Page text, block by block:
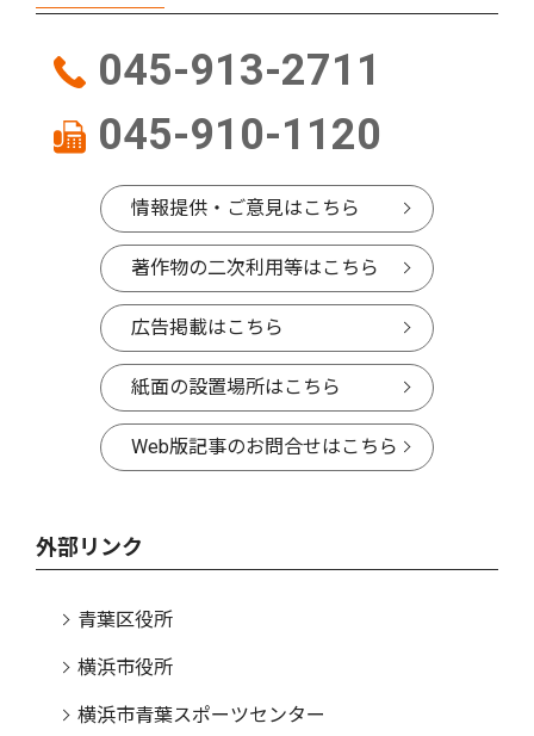
045-913-2711
045-910-1120
情報提供・ご意見はこちら
著作物の二次利用等はこちら
広告掲載はこちら
紙面の設置場所はこちら
Web版記事のお問合せはこちら
外部リンク
青葉区役所
横浜市役所
横浜市青葉スポーツセンター